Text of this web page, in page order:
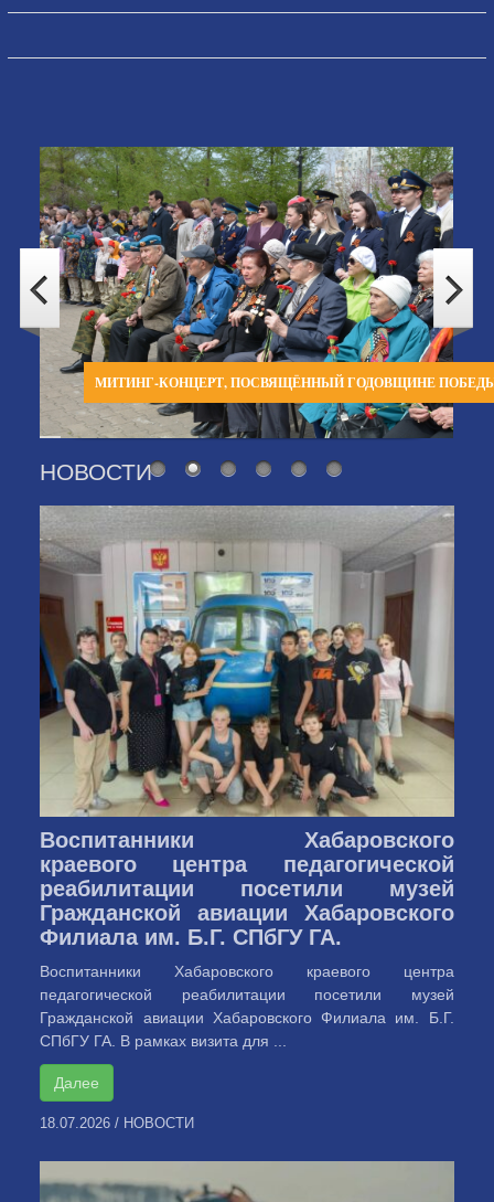
МИТИНГ-КОНЦЕРТ, ПОСВЯЩЁННЫЙ ГОДОВЩИНЕ
НОВОСТИ
Воспитанники Хабаровского
краевого центра педагогической
реабилитации посетили музей
Гражданской авиации Хабаровского
Филиала им. Б.Г. СПбГУ ГА.
Воспитанники Хабаровского краевого центра
педагогической реабилитации посетили музей
Гражданской авиации Хабаровского Филиала им. Б.Г.
СПбГУ ГА. В рамках визита для ...
Далее
18.07.2026 / НОВОСТИ